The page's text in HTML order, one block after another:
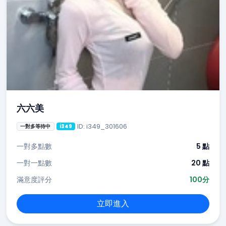
六六美
一對多等待中 i349 ID: i349_301606
一對多點數
5 點
一對一點數
20 點
滿意度評分
100分
立即進入